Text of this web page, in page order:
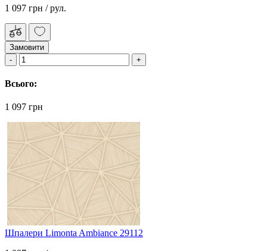
1 097 грн / рул.
Замовити
Всього:
1 097 грн
Шпалери Limonta Ambiance 29112